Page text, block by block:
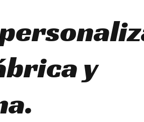
y